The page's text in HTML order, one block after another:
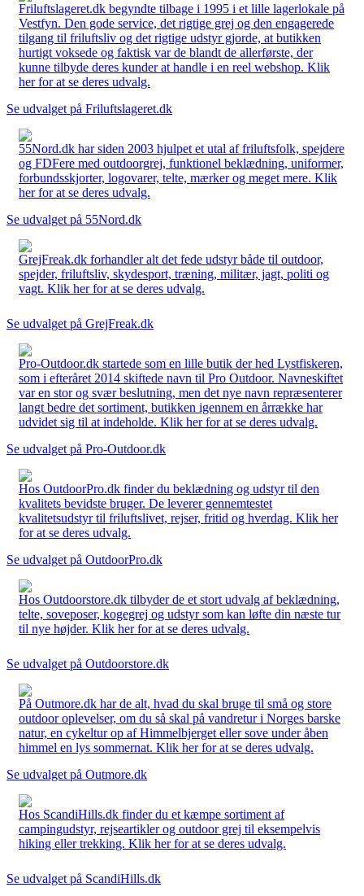
Friluftslageret.dk begyndte tilbage i 1995 i et lille lagerlokale på
Vestfyn. Den gode service, det rigtige grej og den engagerede
tilgang til friluftsliv og det rigtige udstyr gjorde, at butikken
hurtigt voksede og faktisk var de blandt de allerførste, der
kunne tilbyde deres kunder at handle i en reel webshop. Klik
her for at se deres udvalg.
Se udvalget på Friluftslageret.dk
55Nord.dk har siden 2003 hjulpet et utal af friluftsfolk, spejdere
og FDFere med outdoorgrej, funktionel beklædning, uniformer,
forbundsskjorter, logovarer, telte, mærker og meget mere. Klik
her for at se deres udvalg.
Se udvalget på 55Nord.dk
GrejFreak.dk forhandler alt det fede udstyr både til outdoor,
spejder, friluftsliv, skydesport, træning, militær, jagt, politi og
vagt. Klik her for at se deres udvalg.
Se udvalget på GrejFreak.dk
Pro-Outdoor.dk startede som en lille butik der hed Lystfiskeren,
som i efteråret 2014 skiftede navn til Pro Outdoor. Navneskiftet
var en stor og svær beslutning, men det nye navn repræsenterer
langt bedre det sortiment, butikken igennem en årrække har
udvidet sig til at indeholde. Klik her for at se deres udvalg.
Se udvalget på Pro-Outdoor.dk
Hos OutdoorPro.dk finder du beklædning og udstyr til den
kvalitets bevidste bruger. De leverer gennemtestet
kvalitetsudstyr til friluftslivet, rejser, fritid og hverdag. Klik her
for at se deres udvalg.
Se udvalget på OutdoorPro.dk
Hos Outdoorstore.dk tilbyder de et stort udvalg af beklædning,
telte, soveposer, kogegrej og udstyr som kan løfte din næste tur
til nye højder. Klik her for at se deres udvalg.
Se udvalget på Outdoorstore.dk
På Outmore.dk har de alt, hvad du skal bruge til små og store
outdoor oplevelser, om du så skal på vandretur i Norges barske
natur, en cykeltur op af Himmelbjerget eller sove under åben
himmel en lys sommernat. Klik her for at se deres udvalg.
Se udvalget på Outmore.dk
Hos ScandiHills.dk finder du et kæmpe sortiment af
campingudstyr, rejseartikler og outdoor grej til eksempelvis
hiking eller trekking. Klik her for at se deres udvalg.
Se udvalget på ScandiHills.dk